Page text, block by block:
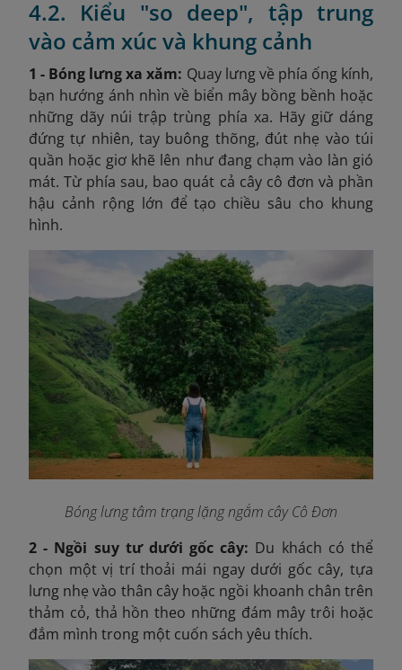
4.2. Kiểu "so deep", tập trung
vào cảm xúc và khung cảnh
1 - Bóng lưng xa xăm: Quay lưng về phía ống kính,
bạn hướng ánh nhìn về biển mây bồng bềnh hoặc
những dãy núi trập trùng phía xa. Hãy giữ dáng
đứng tự nhiên, tay buông thõng, đút nhẹ vào túi
quần hoặc giơ khẽ lên như đang chạm vào làn gió
mát. Từ phía sau, bao quát cả cây cô đơn và phần
hậu cảnh rộng lớn để tạo chiều sâu cho khung
hình.
Bóng lưng tâm trạng lặng ngắm cây Cô Đơn
2 - Ngồi suy tư dưới gốc cây: Du khách có thể
chọn một vị trí thoải mái ngay dưới gốc cây, tựa
lưng nhẹ vào thân cây hoặc ngồi khoanh chân trên
thảm cỏ, thả hồn theo những đám mây trôi hoặc
đắm mình trong một cuốn sách yêu thích.